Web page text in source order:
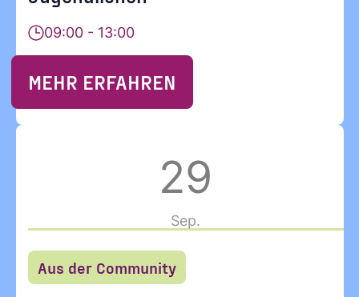
09:00 - 13:00
MEHR ERFAHREN
29
Sep.
Aus der Community
gelesen und stimme diesen zu.
*
ANMELDEN